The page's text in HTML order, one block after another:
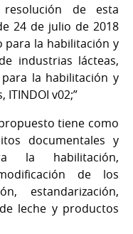
de esta
24 de julio de 2018
para la habilitación y
industrias lácteas,
para la habilitación y
v02;”
tiene como
documentales y
la habilitación,
de los
estandarización,
leche y productos